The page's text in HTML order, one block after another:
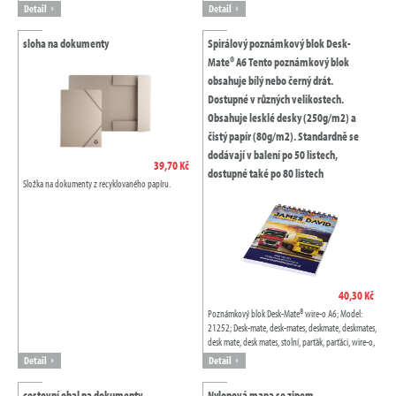
Detail Detail
sloha na dokumenty
39,70 Kč
Složka na dokumenty z recyklovaného papíru.
Detail
Spirálový poznámkový blok Desk-
Mate® A6 Tento poznámkový blok
obsahuje bílý nebo černý drát.
Dostupné v různých velikostech.
Obsahuje lesklé desky (250g/m2) a
čistý papír (80g/m2). Standardně se
dodávají v balení po 50 listech,
dostupné také po 80 listech
40,30 Kč
Poznámkový blok Desk-Mate® wire-o A6; Model:
21252; Desk-mate, desk-mates, deskmate, deskmates,
desk mate, desk mates, stolní, parťák, parťáci, wire-o,
desk-mate wire-o, poznámkový...
Detail